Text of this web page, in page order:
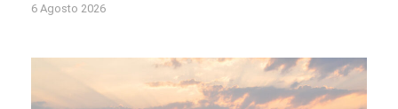
6 Agosto 2026